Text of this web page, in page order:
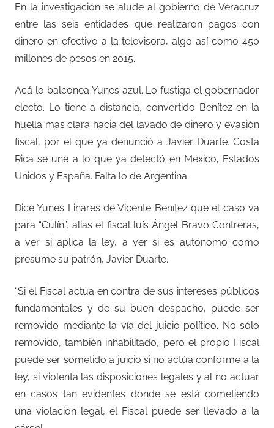
En la investigación se alude al gobierno de Veracruz
entre las seis entidades que realizaron pagos con
dinero en efectivo a la televisora, algo así como 450
millones de pesos en 2015.
Acá lo balconea Yunes azul. Lo fustiga el gobernador
electo. Lo tiene a distancia, convertido Benítez en la
huella más clara hacia del lavado de dinero y evasión
fiscal, por el que ya denunció a Javier Duarte. Costa
Rica se une a lo que ya detectó en México, Estados
Unidos y España. Falta lo de Argentina.
Dice Yunes Linares de Vicente Benítez que el caso va
para “Culín”, alias el fiscal luís Ángel Bravo Contreras,
a ver si aplica la ley, a ver si es autónomo como
presume su patrón, Javier Duarte.
“Si el Fiscal actúa en contra de sus intereses públicos
fundamentales y de su buen despacho, puede ser
removido mediante la vía del juicio político. No sólo
removido, también inhabilitado, pero el propio Fiscal
puede ser sometido a juicio si no actúa conforme a la
ley, si violenta las disposiciones legales y al no actuar
en casos tan evidentes donde se está cometiendo
una violación legal, el Fiscal puede ser llevado a la